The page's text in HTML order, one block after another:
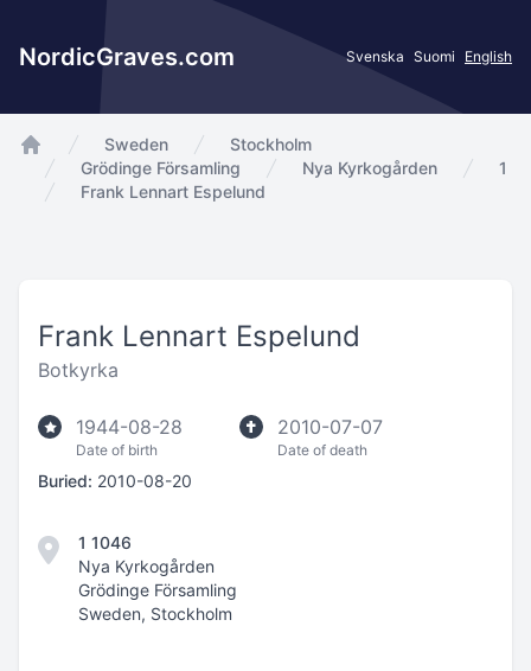
NordicGraves.com Svenska Suomi English
app.Start
Sweden
Stockholm
Grödinge Församling
Nya Kyrkogården
1
Frank Lennart Espelund
Frank Lennart Espelund
Botkyrka
1944-08-28
Date of birth
2010-07-07
Date of death
Buried: 2010-08-20
1 1046
Nya Kyrkogården
Grödinge Församling
Sweden, Stockholm